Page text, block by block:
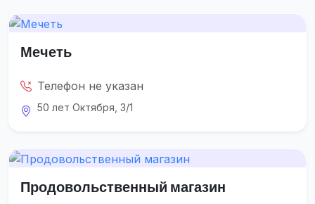
Мечеть
Телефон не указан
50 лет Октября, 3/1
Продовольственный магазин